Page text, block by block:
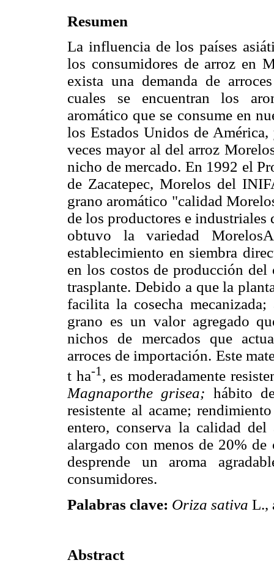
Resumen
La influencia de los países
los consumidores de arroz en
exista una demanda de
cuales se encuentran los
aromático que se consume en
los Estados Unidos de
veces mayor al del arroz
nicho de mercado. En 1992 el
de Zacatepec, Morelos del
grano aromático "calidad
de los productores e industriales
obtuvo la variedad
establecimiento en siembra
en los costos de producción
trasplante. Debido a que la
facilita la cosecha
grano es un valor agregado
nichos de mercados que
arroces de importación. Este
t ha-1 , es moderadamente
Magnaporthe grisea; hábito
resistente al acame;
entero, conserva la calidad
alargado con menos de 20%
desprende un aroma
consumidores.
Palabras clave: Oriza sativa L.,
Abstract